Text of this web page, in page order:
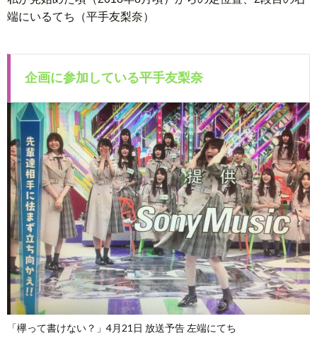
端にいるてち（平手友梨奈）
企画に参加している平手友梨奈
「欅って書けない？」4月21日 放送予告 左端にてち